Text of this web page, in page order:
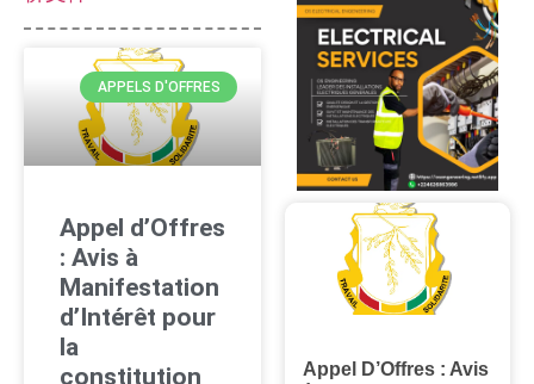
APPELS D'OFFRES
Appel d’Offres
: Avis à
Manifestation
d’Intérêt pour
la
constitution
Appel D’Offres : Avis